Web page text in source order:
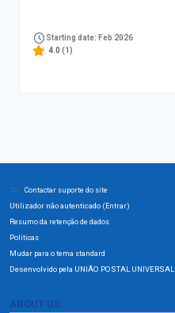
Starting date: Feb 2026
4.0 (1)
Contactar suporte do site
Utilizador não autenticado (Entrar)
Resumo da retenção de dados
Políticas
Mudar para o tema standard
Desenvolvido pela UNIÃO POSTAL UNIVERSAL
ABOUT US